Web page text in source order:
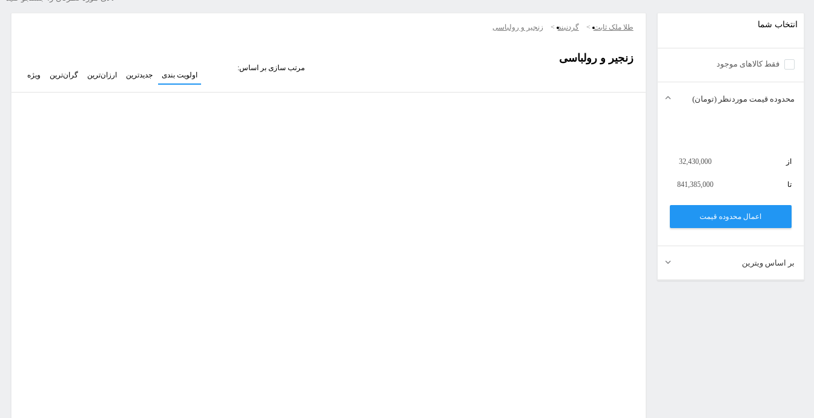
انتخاب شما
فقط کالاهای موجود
محدوده قیمت موردنظر (تومان)
از 32,430,000
تا 841,385,000
اعمال محدوده قیمت
بر اساس ویترین
طلا ملک ثابت گردنبند زنجیر و رولباسی
زنجیر و رولباسی
مرتب سازی بر اساس:
اولویت بندی
جدیدترین ارزان‌ترین گران‌ترین ویژه